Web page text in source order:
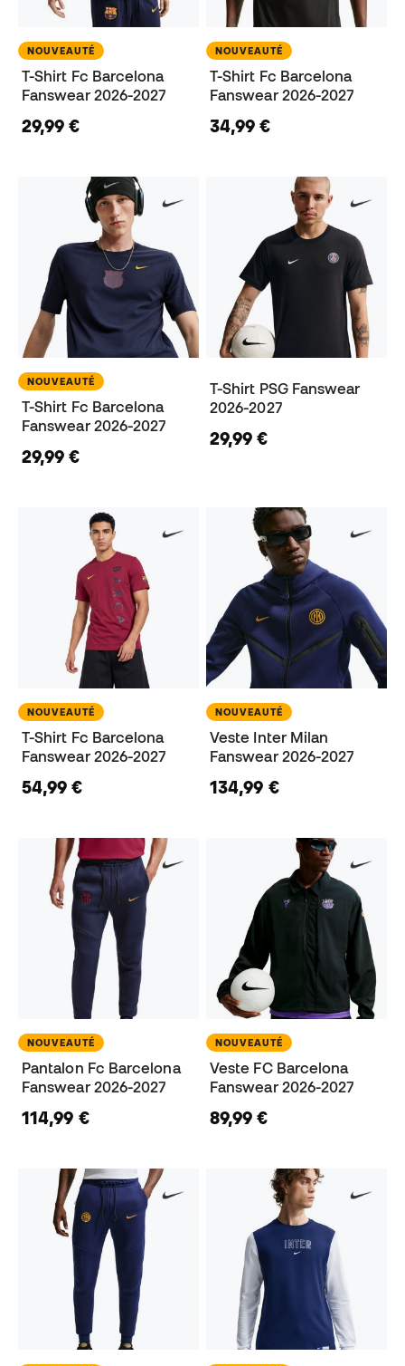
NOUVEAUTÉ
T-Shirt Fc Barcelona
Fanswear 2026-2027
29,99 €
NOUVEAUTÉ
T-Shirt Fc Barcelona
Fanswear 2026-2027
34,99 €
NOUVEAUTÉ
T-Shirt Fc Barcelona
Fanswear 2026-2027
29,99 €
T-Shirt PSG Fanswear
2026-2027
29,99 €
NOUVEAUTÉ
T-Shirt Fc Barcelona
Fanswear 2026-2027
54,99 €
NOUVEAUTÉ
Veste Inter Milan
Fanswear 2026-2027
134,99 €
NOUVEAUTÉ
Pantalon Fc Barcelona
Fanswear 2026-2027
114,99 €
NOUVEAUTÉ
Veste FC Barcelona
Fanswear 2026-2027
89,99 €